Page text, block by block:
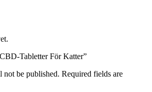
Tabletter För Katter”
not be published. Required fields are